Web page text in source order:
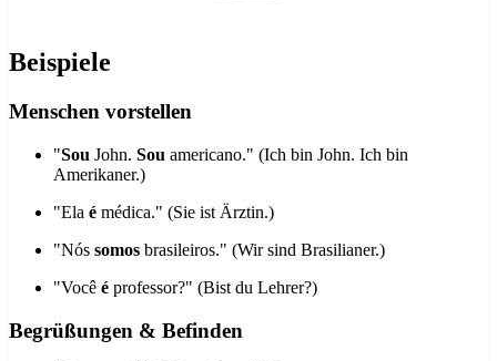
Beispiele
Menschen vorstellen
"Sou John. Sou americano." (Ich bin John. Ich bin
Amerikaner.)
"Ela é médica." (Sie ist Ärztin.)
"Nós somos brasileiros." (Wir sind Brasilianer.)
"Você é professor?" (Bist du Lehrer?)
Begrüßungen & Befinden